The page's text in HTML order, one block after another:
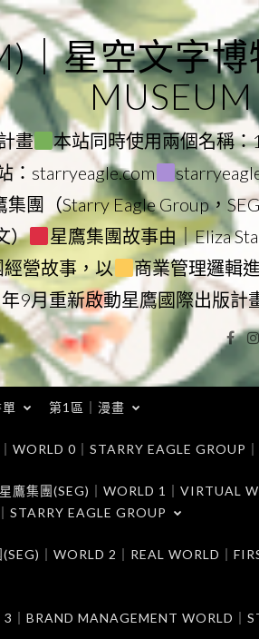
｜星空文字博
畫
本站同時使用兩個名稱：
：starryeagle.com
集團（Starry Eagle Group，
）
星鷹集團故事由｜Eliza
營故事，以
商業管理邏輯
9月重新啟動星鷹國際出版計
第1區｜漫畫
WORLD 0｜STARRY EAGLE GROUP
鷹集團(SEG)｜WORLD 1｜VIRTUAL
STARRY EAGLE GROUP
｜WORLD 2｜REAL WORLD｜
｜BRAND MANAGEMENT WORLD｜